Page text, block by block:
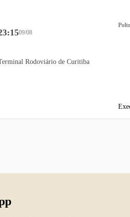
09/08
Rodoviário de Curitiba